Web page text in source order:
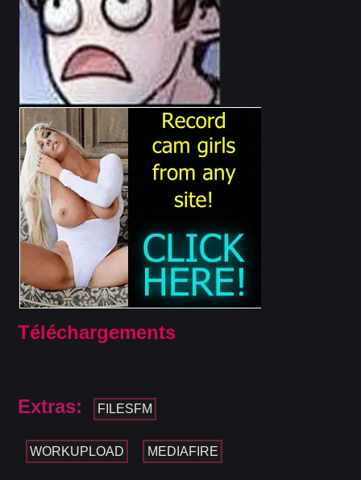
Téléchargements
Extras: FILESFM
WORKUPLOAD MEDIAFIRE